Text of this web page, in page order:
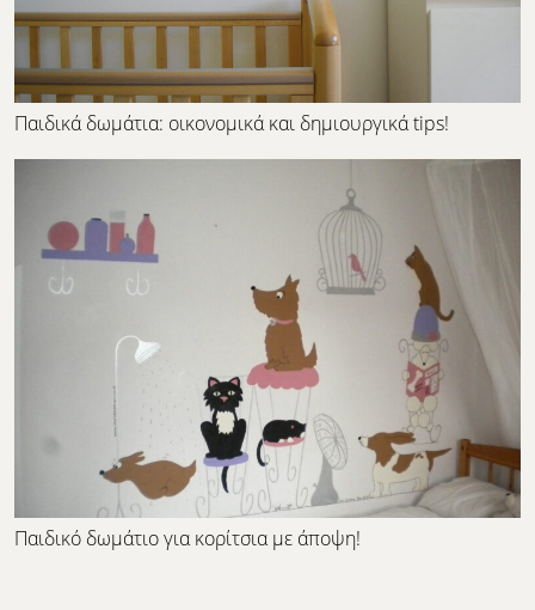
Παιδικά δωμάτια: οικονομικά και δημιουργικά tips!
Παιδικό δωμάτιο για κορίτσια με άποψη!